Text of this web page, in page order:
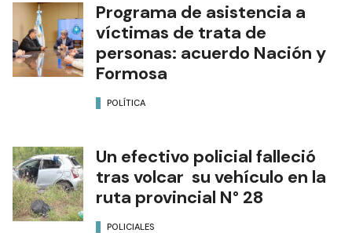
Programa de asistencia a
víctimas de trata de
personas: acuerdo Nación y
Formosa
POLÍTICA
Un efectivo policial falleció
tras volcar su vehículo en la
ruta provincial N° 28
POLICIALES